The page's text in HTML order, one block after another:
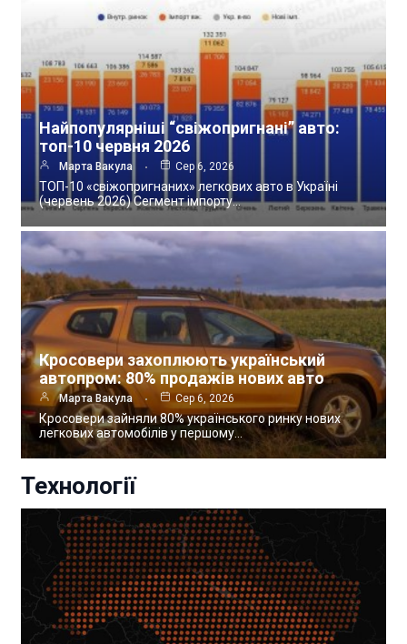
Найпопулярніші “свіжопригнані” авто:
топ-10 червня 2026
Марта Вакула Сер 6, 2026
ТОП-10 «свіжопригнаних» легкових авто в Україні
(червень 2026) Сегмент імпорту…
Кросовери захоплюють український
автопром: 80% продажів нових авто
Марта Вакула Сер 6, 2026
Кросовери зайняли 80% українського ринку нових
легкових автомобілів у першому…
Технології